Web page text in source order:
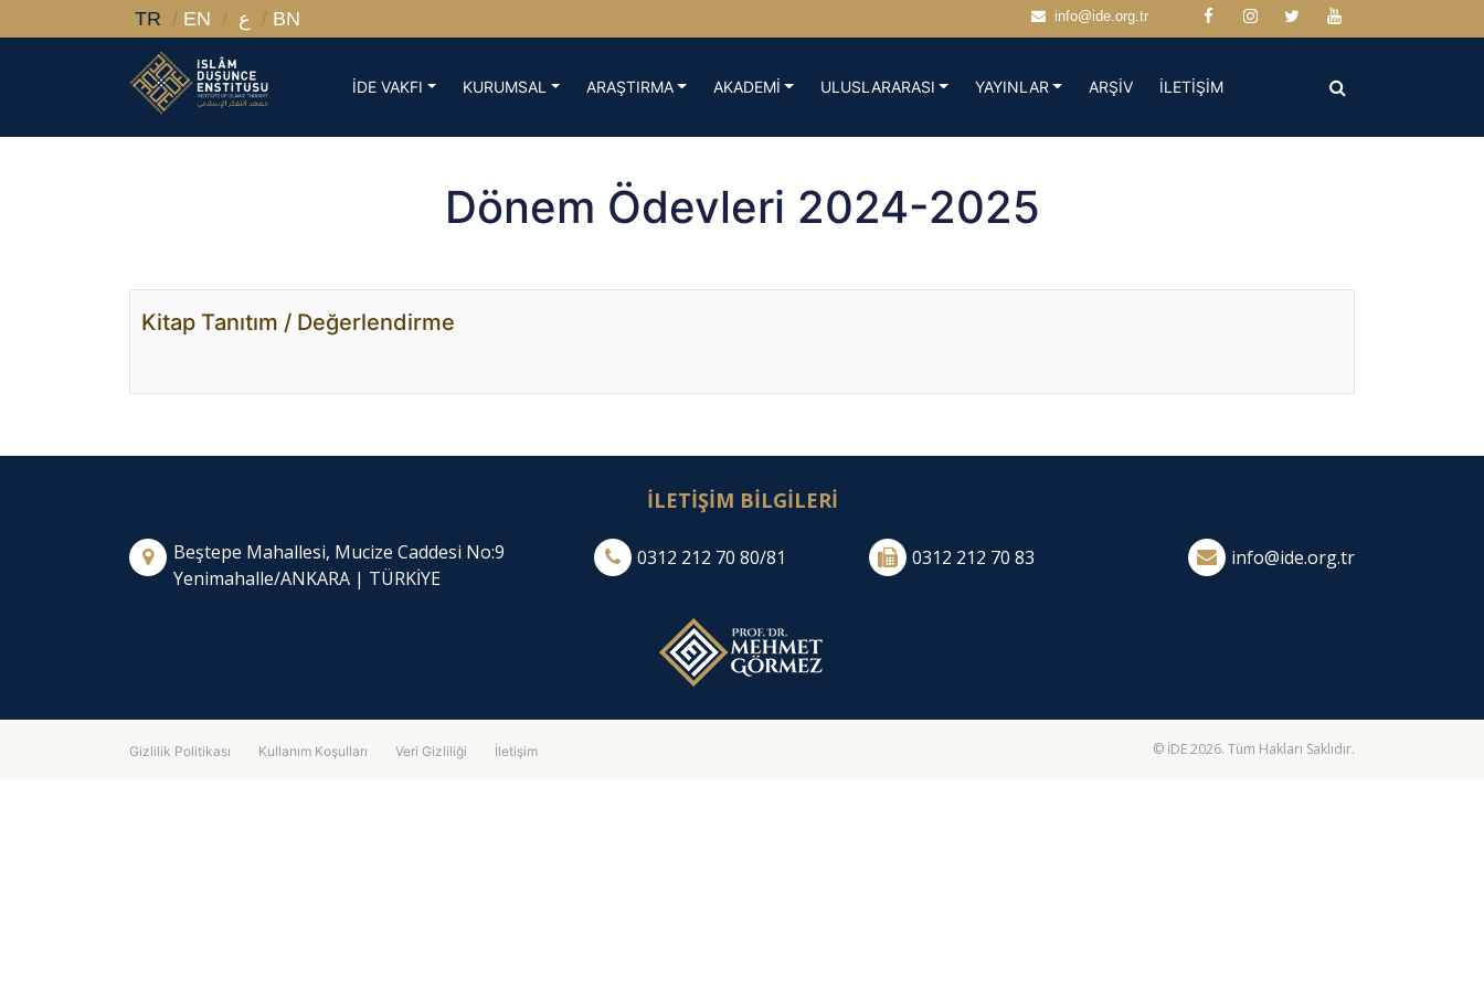
info@ide.org.tr
TR EN ع BN
İDE VAKFI KURUMSAL ARAŞTIRMA AKADEMİ ULUSLARARASI YAYINLAR ARŞİV(CURRENT)
İLETİŞİM(CURRENT)
Dönem Ödevleri 2024-2025
Kitap Tanıtım / Değerlendirme
İLETİŞİM BİLGİLERİ
Beştepe Mahallesi, Mucize Caddesi No:9
Yenimahalle/ANKARA | TÜRKİYE
0312 212 70 80/81 0312 212 70 83 info@ide.org.tr
Gizlilik Politikası Kullanım Koşulları Veri Gizliliği İletişim © İDE 2026. Tüm Hakları Saklıdır.